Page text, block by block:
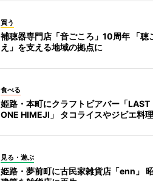
買う
補聴器専門店「音ごころ」10周年 「聴
え」を支える地域の拠点に
食べる
姫路・本町にクラフトビアバー「LAST
ONE HIMEJI」 タコライスやジビエ料
見る・遊ぶ
姫路・夢前町に古民家雑貨店「enn」